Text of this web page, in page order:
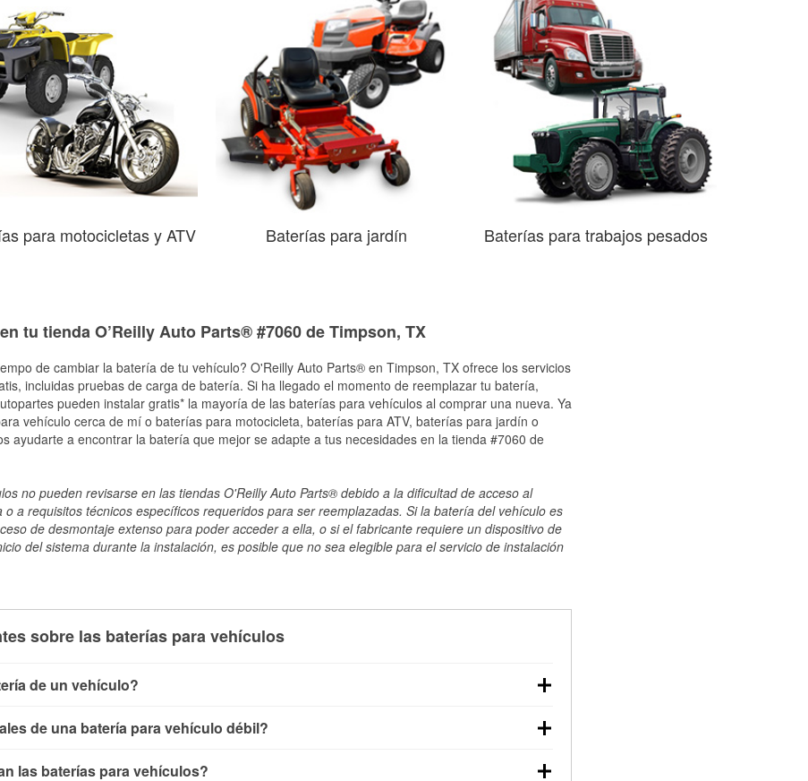
para motocicletas y ATV Baterías para jardín Baterías para trabajos pesados
tu tienda O’Reilly Auto Parts® #7060 de Timpson, TX
de cambiar la batería de tu vehículo? O'Reilly Auto Parts® en Timpson, TX ofrece los servicios
incluidas pruebas de carga de batería. Si ha llegado el momento de reemplazar tu batería,
pueden instalar gratis* la mayoría de las baterías para vehículos al comprar una nueva. Ya
vehículo cerca de mí o baterías para motocicleta, baterías para ATV, baterías para jardín o
ayudarte a encontrar la batería que mejor se adapte a tus necesidades en la tienda #7060 de
no pueden revisarse en las tiendas O'Reilly Auto Parts® debido a la dificultad de acceso al
a requisitos técnicos específicos requeridos para ser reemplazadas. Si la batería del vehículo es
de desmontaje extenso para poder acceder a ella, o si el fabricante requiere un dispositivo de
del sistema durante la instalación, es posible que no sea elegible para el servicio de instalación
sobre las baterías para vehículos
de un vehículo?
conecta los cables a las terminales de la batería y verifica el voltaje: una batería en
mostrar una carga completa, y un diagnóstico más preciso incluiría realizar una
de una batería para vehículo débil?
las baterías para vehículos?